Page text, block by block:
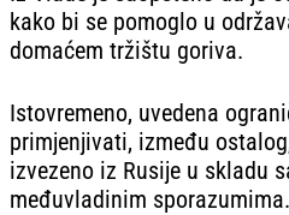
kako bi se pomoglo u
domaćem tržištu goriva.
Istovremeno, uvedena
primjenjivati, između
izvezeno iz Rusije u skladu
međuvladinim sporazumima.